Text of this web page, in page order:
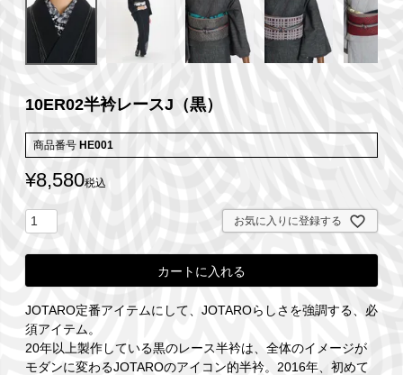
10ER02半衿レースJ（黒）
商品番号 HE001
¥8,580税込
お気に入りに登録する
カートに入れる
JOTARO定番アイテムにして、JOTAROらしさを強調する、必
須アイテム。
20年以上製作している黒のレース半衿は、全体のイメージが
モダンに変わるJOTAROのアイコン的半衿。2016年、初めて